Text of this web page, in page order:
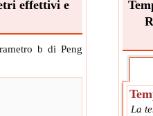
effettivi e
b di Peng
La